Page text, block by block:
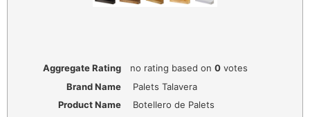
Aggregate Rating no rating based on 0votes
Brand Name
Palets Talavera
Product Name
Botellero de Palets